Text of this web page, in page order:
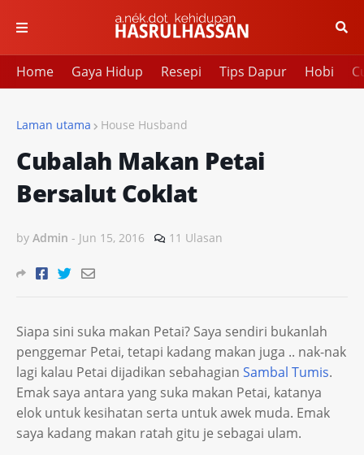
Home Gaya Hidup Resepi Tips Dapur Hobi
Laman utama House Husband
Cubalah Makan Petai
Bersalut Coklat
by Admin - Jun 15, 2016 11 Ulasan
Siapa sini suka makan Petai? Saya sendiri bukanlah
penggemar Petai, tetapi kadang makan juga .. nak-nak
lagi kalau Petai dijadikan sebahagian Sambal Tumis.
Emak saya antara yang suka makan Petai, katanya
elok untuk kesihatan serta untuk awek muda. Emak
saya kadang makan ratah gitu je sebagai ulam.